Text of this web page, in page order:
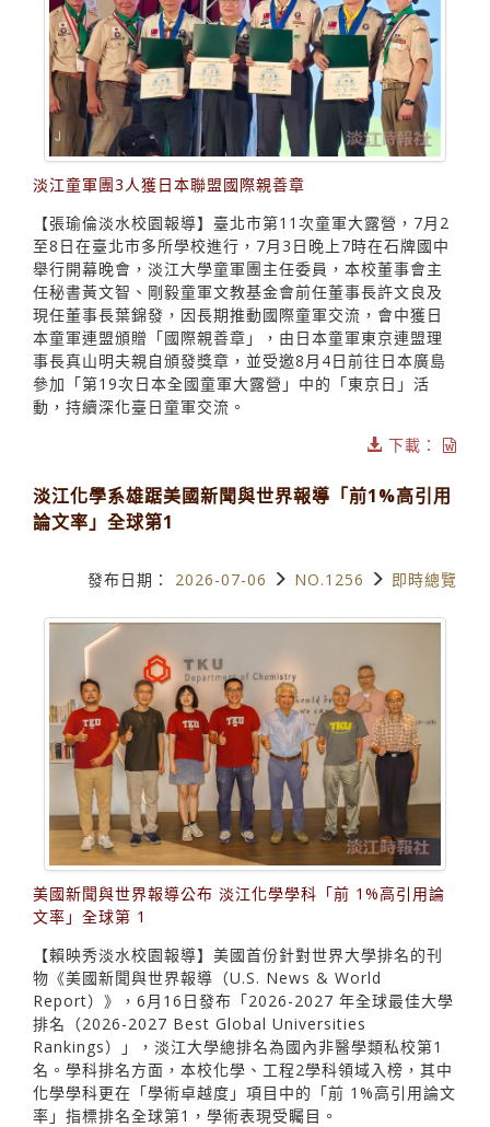
淡江童軍團3人獲日本聯盟國際親善章
【張瑜倫淡水校園報導】臺北市第11次童軍大露營，7月2
至8日在臺北市多所學校進行，7月3日晚上7時在石牌國中
舉行開幕晚會，淡江大學童軍團主任委員，本校董事會主
任秘書黃文智、剛毅童軍文教基金會前任董事長許文良及
現任董事長葉錦發，因長期推動國際童軍交流，會中獲日
本童軍連盟頒贈「國際親善章」，由日本童軍東京連盟理
事長真山明夫親自頒發獎章，並受邀8月4日前往日本廣島
參加「第19次日本全國童軍大露營」中的「東京日」活
動，持續深化臺日童軍交流。
下載：
淡江化學系雄踞美國新聞與世界報導「前1%高引用
論文率」全球第1
發布日期： 2026-07-06 NO.1256 即時總覽
美國新聞與世界報導公布 淡江化學學科「前 1%高引用論
文率」全球第 1
【賴映秀淡水校園報導】美國首份針對世界大學排名的刊
物《美國新聞與世界報導（U.S. News & World
Report）》，6月16日發布「2026-2027 年全球最佳大學
排名（2026-2027 Best Global Universities
Rankings）」，淡江大學總排名為國內非醫學類私校第1
名。學科排名方面，本校化學、工程2學科領域入榜，其中
化學學科更在「學術卓越度」項目中的「前 1%高引用論文
率」指標排名全球第1，學術表現受矚目。